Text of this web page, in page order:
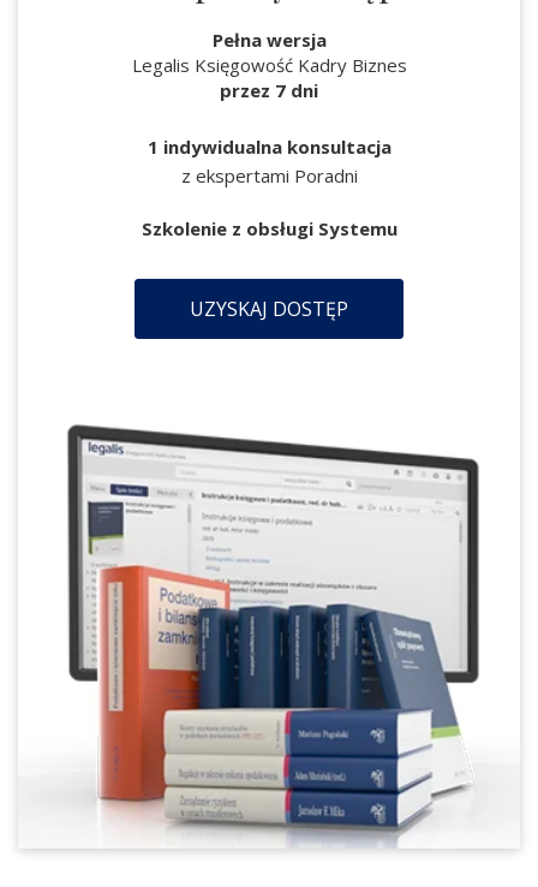
Pełna wersja
Legalis Księgowość Kadry Biznes
przez 7 dni
1 indywidualna konsultacja
z ekspertami Poradni
Szkolenie z obsługi Systemu
UZYSKAJ DOSTĘP